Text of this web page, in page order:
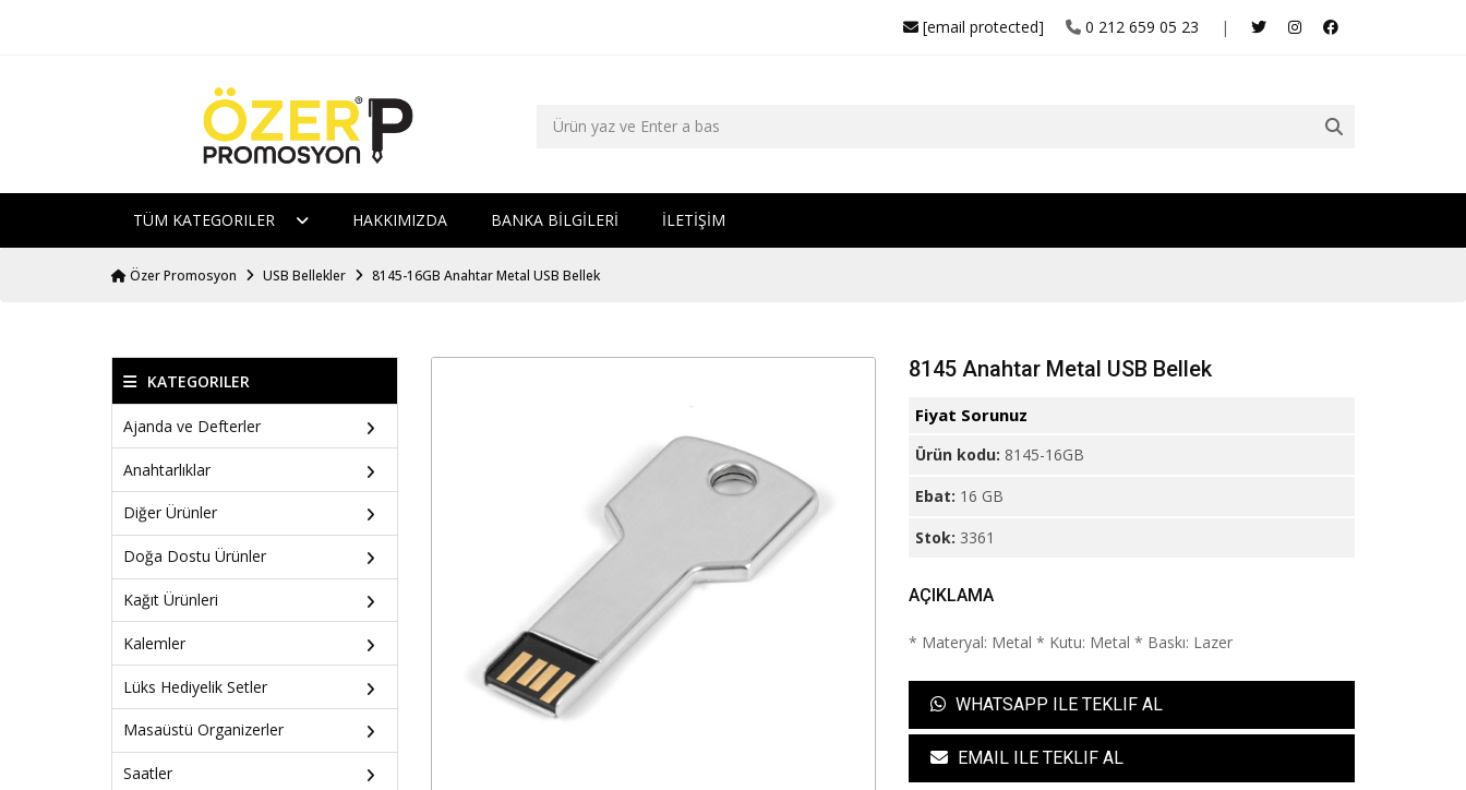
|
0 212 659 05 23
[email protected]
TÜM KATEGORILER HAKKIMIZDA BANKA BİLGİLERİ İLETİŞİM
Özer Promosyon USB Bellekler 8145-16GB Anahtar Metal USB Bellek
KATEGORILER
Ajanda ve Defterler
Anahtarlıklar
Diğer Ürünler
Doğa Dostu Ürünler
Kağıt Ürünleri
Kalemler
Lüks Hediyelik Setler
Masaüstü Organizerler
Saatler
8145 Anahtar Metal USB Bellek
Fiyat Sorunuz
Ürün kodu: 8145-16GB
Ebat: 16 GB
Stok: 3361
AÇIKLAMA
* Materyal: Metal * Kutu: Metal * Baskı: Lazer
WHATSAPP ILE TEKLIF AL
EMAIL ILE TEKLIF AL